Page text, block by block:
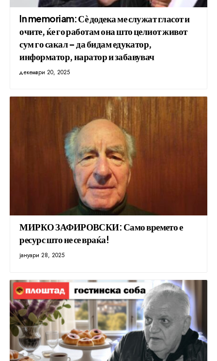
In memoriam: Сѐ додека ме служат гласот и
очите, ќе го работам она што целиот живот
сум го сакал – да бидам едукатор,
информатор, наратор и забавувач
декември 20, 2025
МИРКО ЗАФИРОВСКИ: Само времето е
ресурс што не се враќа!
јануари 28, 2025